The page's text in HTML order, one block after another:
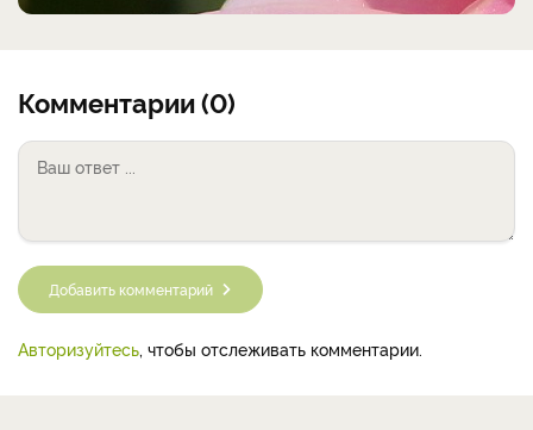
Комментарии (0)
Добавить комментарий
Авторизуйтесь, чтобы отслеживать комментарии.